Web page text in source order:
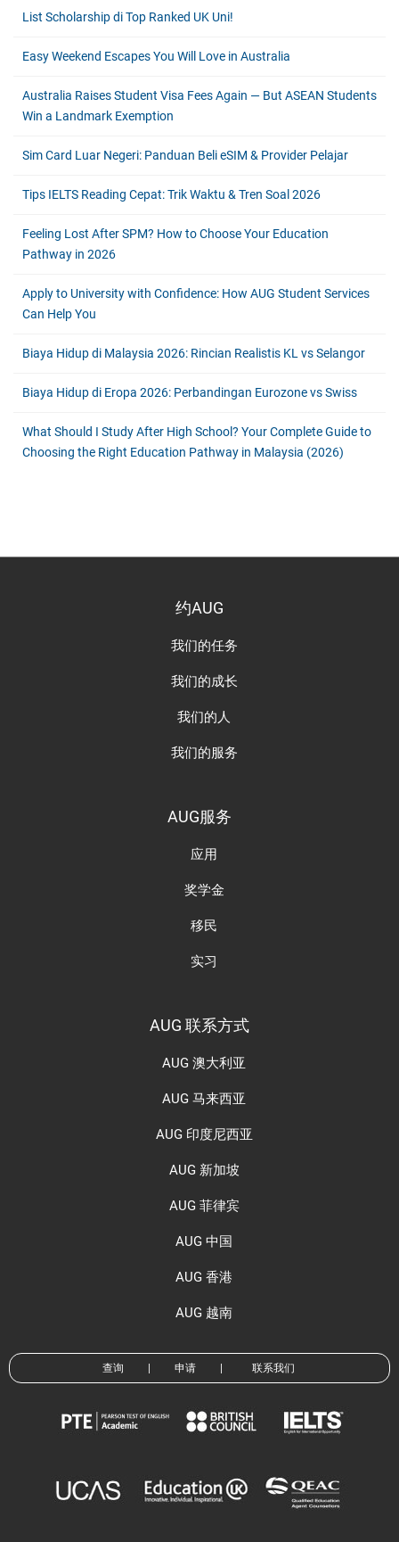
List Scholarship di Top Ranked UK Uni!
Easy Weekend Escapes You Will Love in Australia
Australia Raises Student Visa Fees Again — But ASEAN Students
Win a Landmark Exemption
Sim Card Luar Negeri: Panduan Beli eSIM & Provider Pelajar
Tips IELTS Reading Cepat: Trik Waktu & Tren Soal 2026
Feeling Lost After SPM? How to Choose Your Education
Pathway in 2026
Apply to University with Confidence: How AUG Student Services
Can Help You
Biaya Hidup di Malaysia 2026: Rincian Realistis KL vs Selangor
Biaya Hidup di Eropa 2026: Perbandingan Eurozone vs Swiss
What Should I Study After High School? Your Complete Guide to
Choosing the Right Education Pathway in Malaysia (2026)
约AUG
我们的任务
我们的成长
我们的人
我们的服务
AUG服务
应用
奖学金
移民
实习
AUG 联系方式
AUG 澳大利亚
AUG 马来西亚
AUG 印度尼西亚
AUG 新加坡
AUG 菲律宾
AUG 中国
AUG 香港
AUG 越南
查询 申请 联系我们